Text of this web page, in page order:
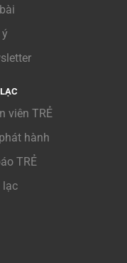
viên TRẺ
hành
TRẺ
lạc